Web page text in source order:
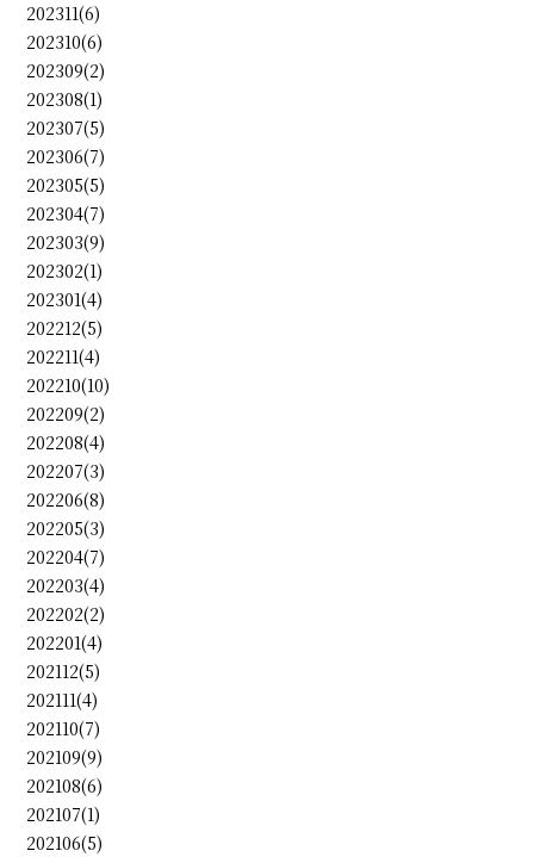
202311(6)
202310(6)
202309(2)
202308(1)
202307(5)
202306(7)
202305(5)
202304(7)
202303(9)
202302(1)
202301(4)
202212(5)
202211(4)
202210(10)
202209(2)
202208(4)
202207(3)
202206(8)
202205(3)
202204(7)
202203(4)
202202(2)
202201(4)
202112(5)
202111(4)
202110(7)
202109(9)
202108(6)
202107(1)
202106(5)